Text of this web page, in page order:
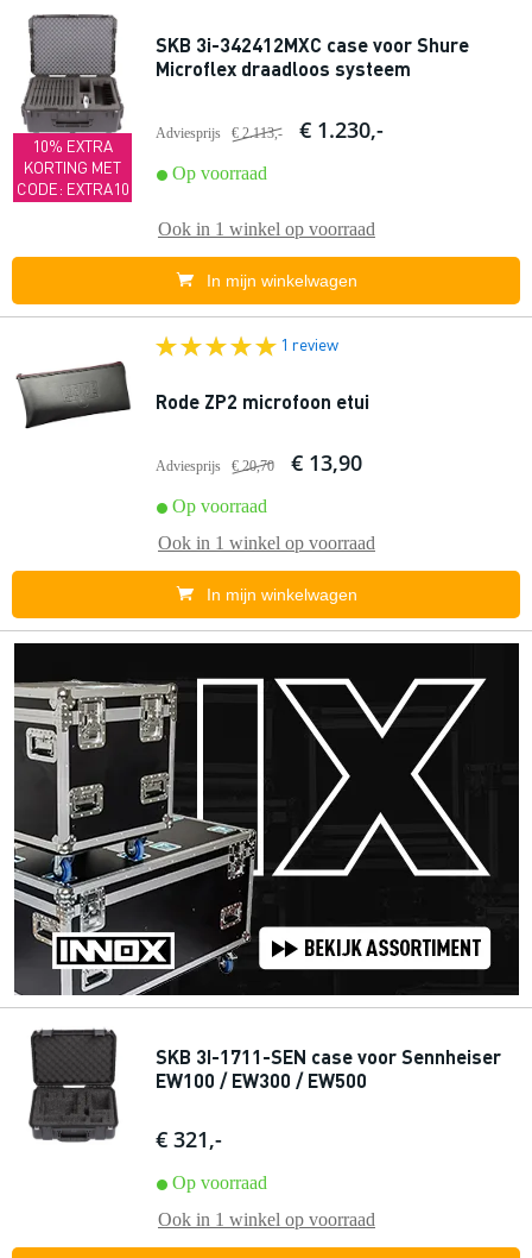
10% EXTRA
KORTING MET
CODE: EXTRA10
SKB 3i-342412MXC case voor Shure
Microflex draadloos systeem
Adviesprijs € 2.113,- € 1.230,-
Op voorraad
Ook in 1 winkel op voorraad
In mijn winkelwagen
1 review
Rode ZP2 microfoon etui
Adviesprijs € 20,70 € 13,90
Op voorraad
Ook in 1 winkel op voorraad
In mijn winkelwagen
SKB 3I-1711-SEN case voor Sennheiser
EW100 / EW300 / EW500
€ 321,-
Op voorraad
Ook in 1 winkel op voorraad